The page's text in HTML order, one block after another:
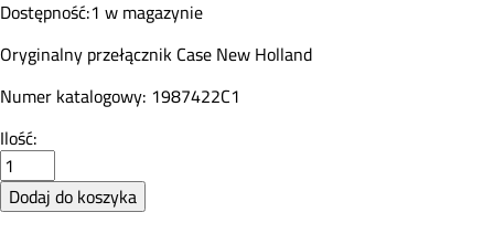
Dostępność:1 w magazynie
Oryginalny przełącznik Case New Holland
Numer katalogowy: 1987422C1
Przełącznik
CNH
1987422C1
quantity
Ilość:
Dodaj do koszyka